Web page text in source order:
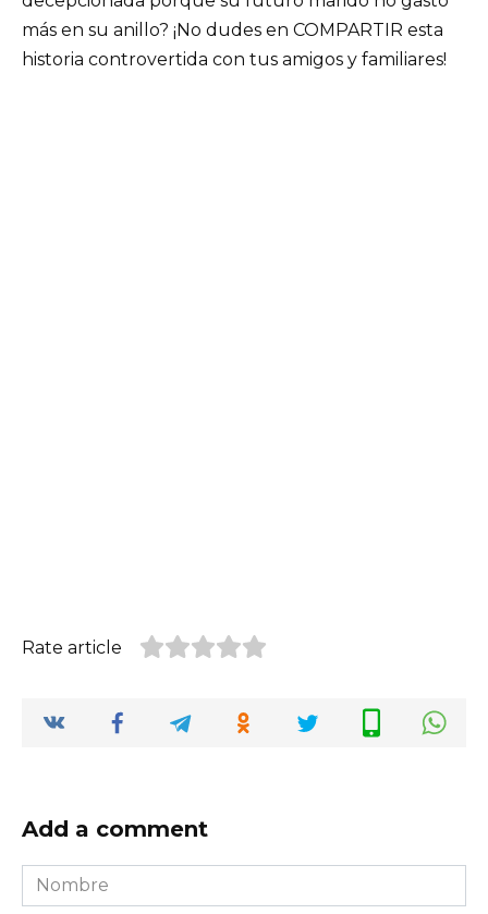
más en su anillo? ¡No dudes en COMPARTIR esta
historia controvertida con tus amigos y familiares!
Rate article
Add a comment
Nombre
*